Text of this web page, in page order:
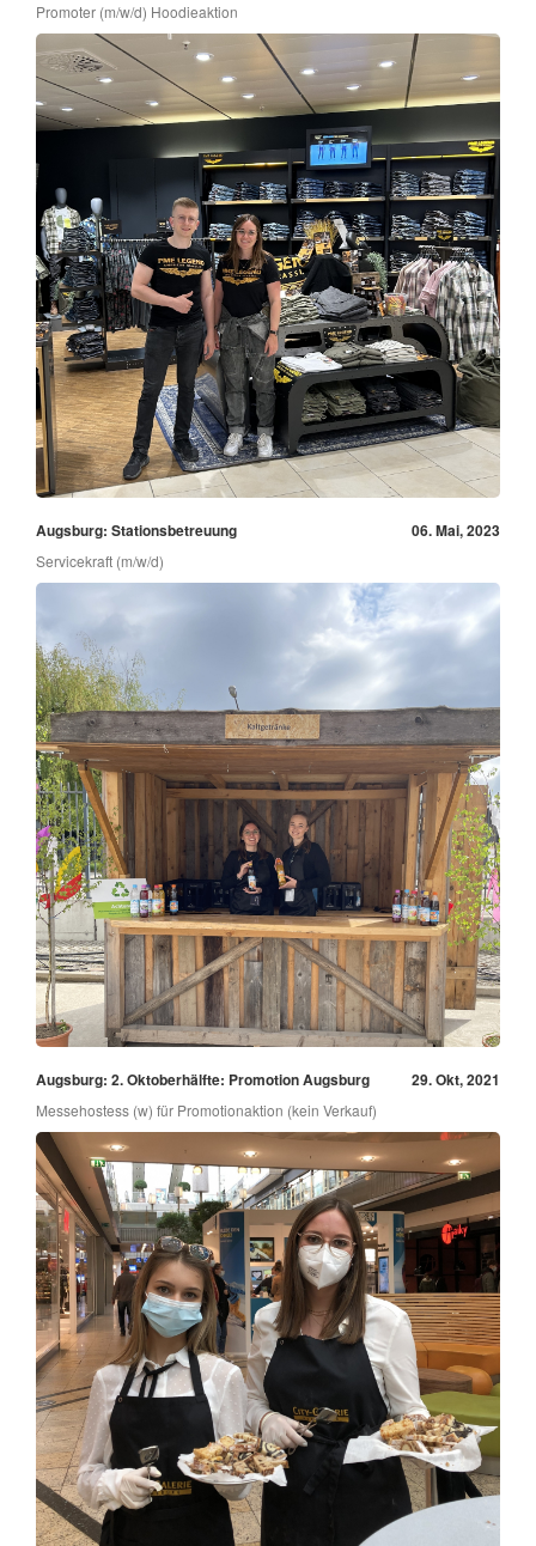
Promoter (m/w/d) Hoodieaktion
Augsburg: Stationsbetreuung 06. Mai, 2023
Servicekraft (m/w/d)
Augsburg: 2. Oktoberhälfte: Promotion Augsburg 29. Okt, 2021
Messehostess (w) für Promotionaktion (kein Verkauf)